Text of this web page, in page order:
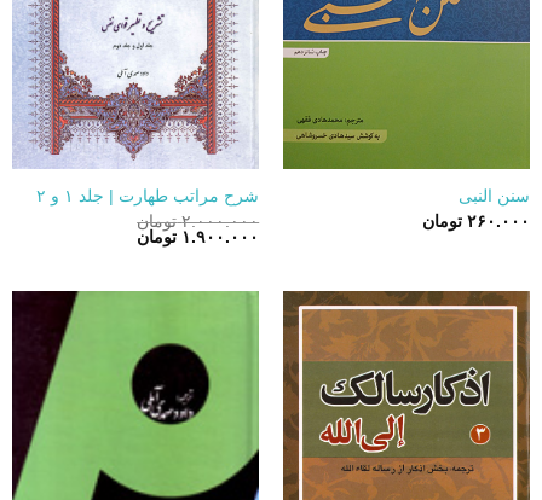
سنن النبی
۲۶۰.۰۰۰ تومان
شرح مراتب طهارت | جلد ۱ و ۲
۲.۰۰۰.۰۰۰ تومان
قیمت
۱.۹۰۰.۰۰۰ تومانقیمت